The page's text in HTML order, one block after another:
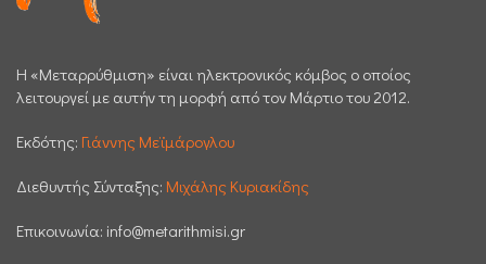
H «Μεταρρύθμιση» είναι ηλεκτρονικός κόμβος ο οποίος
λειτουργεί με αυτήν τη μορφή από τον Μάρτιο του 2012.
Εκδότης: Γιάννης Μεϊμάρογλου
Διεθυντής Σύνταξης: Μιχάλης Κυριακίδης
Επικοινωνία: info@metarithmisi.gr